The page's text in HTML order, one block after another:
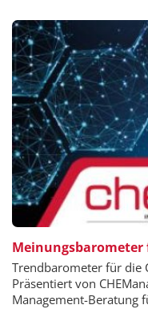
Trendbarometer für die
Präsentiert von
Management-Beratung